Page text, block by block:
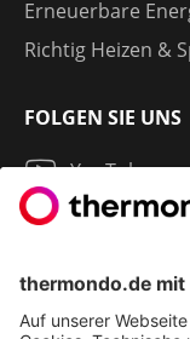
Erneuerbare
Richtig Heizen &
FOLGEN SIE UNS
YouTube
Instagram